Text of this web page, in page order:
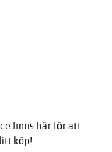
finns här för att
köp!